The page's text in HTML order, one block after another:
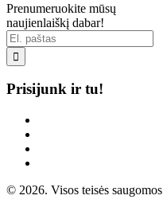
Prenumeruokite mūsų
naujienlaiškį dabar!

Prisijunk ir tu!
© 2026. Visos teisės saugomos